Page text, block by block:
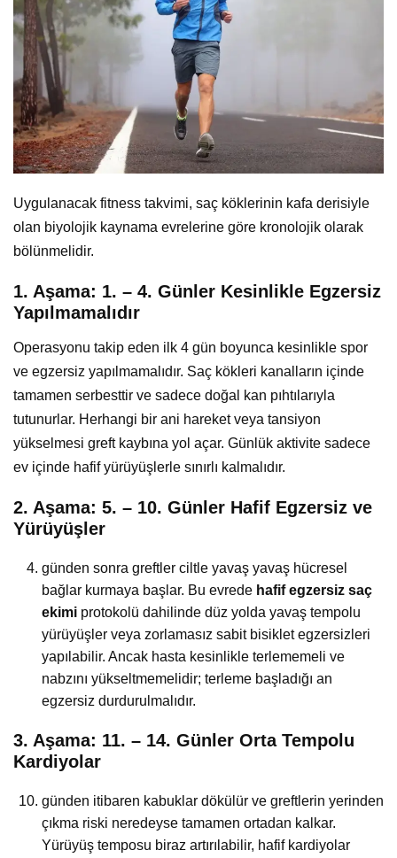
Uygulanacak fitness takvimi, saç köklerinin kafa derisiyle
olan biyolojik kaynama evrelerine göre kronolojik olarak
bölünmelidir.
1. Aşama: 1. – 4. Günler Kesinlikle Egzersiz
Yapılmamalıdır
Operasyonu takip eden ilk 4 gün boyunca kesinlikle spor
ve egzersiz yapılmamalıdır. Saç kökleri kanalların içinde
tamamen serbesttir ve sadece doğal kan pıhtılarıyla
tutunurlar. Herhangi bir ani hareket veya tansiyon
yükselmesi greft kaybına yol açar. Günlük aktivite sadece
ev içinde hafif yürüyüşlerle sınırlı kalmalıdır.
2. Aşama: 5. – 10. Günler Hafif Egzersiz ve
Yürüyüşler
günden sonra greftler ciltle yavaş yavaş hücresel
bağlar kurmaya başlar. Bu evrede hafif egzersiz saç
ekimi protokolü dahilinde düz yolda yavaş tempolu
yürüyüşler veya zorlamasız sabit bisiklet egzersizleri
yapılabilir. Ancak hasta kesinlikle terlememeli ve
nabzını yükseltmemelidir; terleme başladığı an
egzersiz durdurulmalıdır.
3. Aşama: 11. – 14. Günler Orta Tempolu
Kardiyolar
günden itibaren kabuklar dökülür ve greftlerin yerinden
çıkma riski neredeyse tamamen ortadan kalkar.
Yürüyüş temposu biraz artırılabilir, hafif kardiyolar